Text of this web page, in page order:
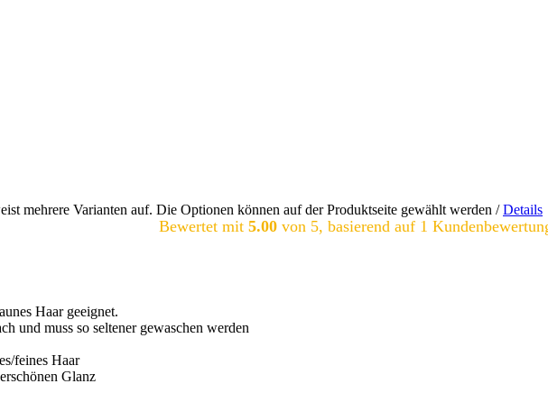
mehrere Varianten auf. Die Optionen können auf der Produktseite gewählt werden / Details
Bewertet mit 5.00von 5, basierend auf 1
Haar geeignet.
und muss so seltener gewaschen werden
feines Haar
Glanz